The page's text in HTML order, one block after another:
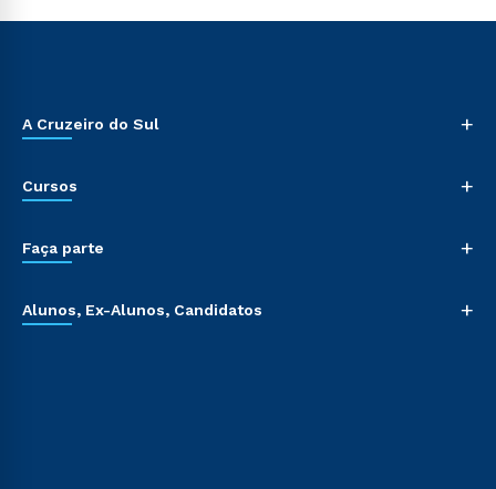
A Cruzeiro do Sul +
Cursos +
Faça parte +
Alunos, Ex-Alunos, Candidatos +